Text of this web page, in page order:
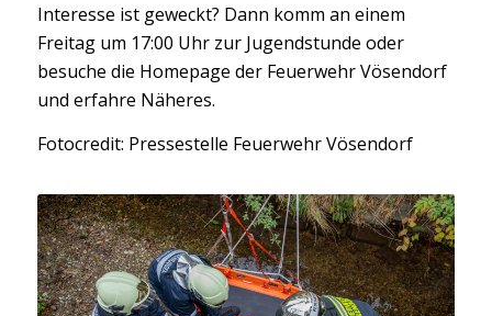
Interesse ist geweckt? Dann komm an einem
Freitag um 17:00 Uhr zur Jugendstunde oder
besuche die Homepage der Feuerwehr Vösendorf
und erfahre Näheres.
Fotocredit: Pressestelle Feuerwehr Vösendorf